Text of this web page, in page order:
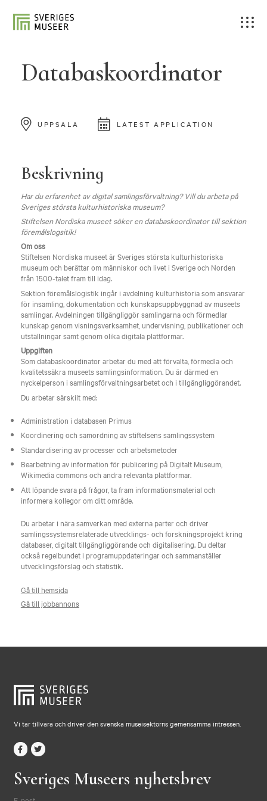
Databaskoordinator
UPPSALA LATEST APPLICATION
Beskrivning
Har du erfarenhet av digital samlingsförvaltning? Vill du arbeta på
Sveriges största kulturhistoriska museum?
Stiftelsen Nordiska museet söker en databaskoordinator till sektion
föremålslogsitik!
Om oss
Stiftelsen Nordiska museet är Sveriges största kulturhistoriska
museum och berättar om människor och livet i Sverige och Norden
från 1500-talet fram till idag.
Sektion föremålslogistik ingår i avdelning kulturhistoria som ansvarar
för insamling, dokumentation och kunskapsuppbyggnad av museets
samlingar. Avdelningen tillgängliggör samlingarna och förmedlar
kunskap genom visningsverksamhet, undervisning, publikationer och
utställningar samt genom olika digitala plattformar.
Uppgiften
Som databaskoordinator arbetar du med att förvalta, förmedla och
kvalitetssäkra museets samlingsinformation. Du är därmed en
nyckelperson i samlingsförvaltningsarbetet och i tillgängliggörandet.
Du arbetar särskilt med:
Administration i databasen Primus
Koordinering och samordning av stiftelsens samlingssystem
Standardisering av processer och arbetsmetoder
Bearbetning av information för publicering på Digitalt Museum,
Wikimedia commons och andra relevanta plattformar.
Att löpande svara på frågor, ta fram informationsmaterial och
informera kollegor om ditt område.
Du arbetar i nära samverkan med externa parter och driver
samlingssystemsrelaterade utvecklings- och forskningsprojekt kring
databaser, digitalt tillgängliggörande och digitalisering. Du deltar
också regelbundet i programuppdateringar och sammanställer
utvecklingsförslag och statistik.
Gå till hemsida
Gå till jobbannons
Vi tar tillvara och driver den svenska museisektorns gemensamma intressen.
Sveriges Museers nyhetsbrev